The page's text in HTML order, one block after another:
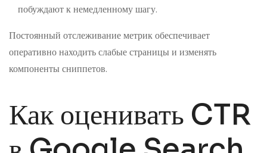
побуждают к немедленному шагу.
Постоянный отслеживание метрик обеспечивает
оперативно находить слабые страницы и изменять
компоненты сниппетов.
Как оценивать CTR